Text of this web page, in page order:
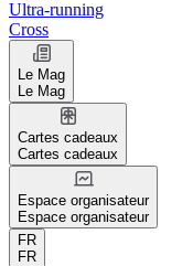
Ultra-running
Cross
Le Mag
Le Mag
Cartes cadeaux
Cartes cadeaux
Espace organisateur
Espace organisateur
FR
FR